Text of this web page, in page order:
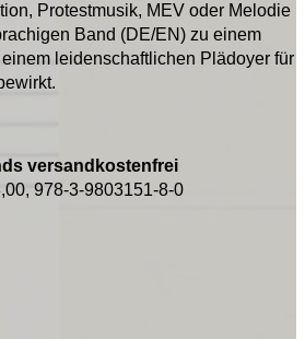
Protestmusik, MEV oder Melodie
Band (DE/EN) zu einem
leidenschaftlichen Plädoyer für
versandkostenfrei
978-3-9803151-8-0